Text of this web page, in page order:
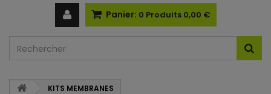
Panier: 0 Produits 0,00 €
KITS MEMBRANES